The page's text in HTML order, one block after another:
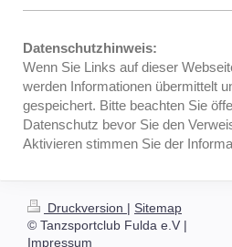
Datenschutzhinweis:
Wenn Sie Links auf dieser
werden Informationen übermittelt
gespeichert. Bitte beachten Sie
Datenschutz bevor Sie den
Aktivieren stimmen Sie der
Druckversion | Sitemap
© Tanzsportclub Fulda e.V |
Impressum